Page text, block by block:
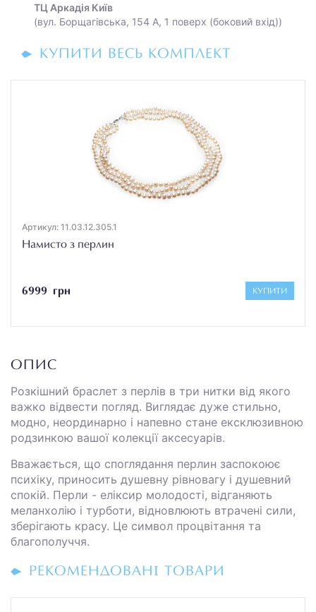
ТЦ Аркадія Київ
(вул. Борщагівська, 154 А, 1 поверх (боковий вхід))
КУПИТИ ВЕСЬ КОМПЛЕКТ
Артикул: 11.03.12.305.1
Намисто з перлин
6999 грн КУПИТИ
ОПИС
Розкішний браслет з перлів в три нитки від якого
важко відвести погляд. Виглядає дуже стильно,
модно, неординарно і напевно стане ексклюзивною
родзинкою вашої колекції аксесуарів.
Вважається, що споглядання перлин заспокоює
психіку, приносить ду­шевну рівновагу і душевний
спокій. Перли - еліксир молодості, відганя­ють
меланхолію і турботи, відновлюють втрачені сили,
зберігають красу. Це символ процвітання та
благополуччя.
РЕКОМЕНДОВАНІ ТОВАРИ